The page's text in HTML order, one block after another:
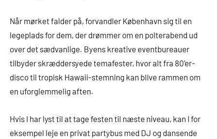
Når mørket falder på, forvandler København sig til en
legeplads for dem, der drømmer om en polterabend ud
over det sædvanlige. Byens kreative eventbureauer
tilbyder skræddersyede temafester, hvor alt fra 80’er-
disco til tropisk Hawaii-stemning kan blive rammen om
en uforglemmelig aften.
Hvis I har lyst til at tage festen til næste niveau, kan I for
eksempel leje en privat partybus med DJ og dansende